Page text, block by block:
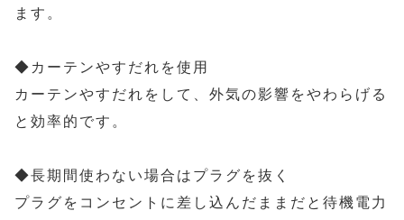
ます。
◆カーテンやすだれを使用
カーテンやすだれをして、外気の影響をやわらげる
と効率的です。
◆長期間使わない場合はプラグを抜く
プラグをコンセントに差し込んだままだと待機電力